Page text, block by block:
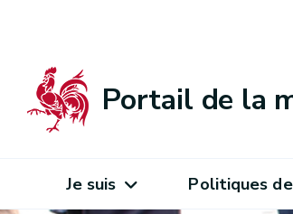
Portail de la
Je suis Politiques